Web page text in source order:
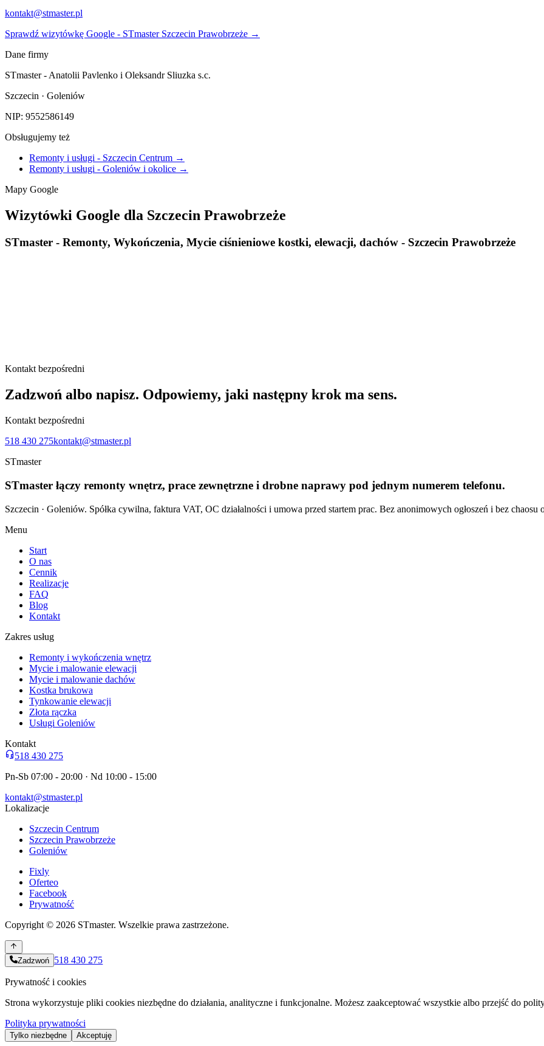
kontakt@stmaster.pl
Sprawdź wizytówkę Google - STmaster Szczecin Prawobrzeże →
Dane firmy
STmaster - Anatolii Pavlenko i Oleksandr Sliuzka s.c.
Szczecin · Goleniów
NIP: 9552586149
Obsługujemy też
Remonty i usługi - Szczecin Centrum →
Remonty i usługi - Goleniów i okolice →
Mapy Google
Wizytówki Google dla Szczecin Prawobrzeże
STmaster - Remonty, Wykończenia, Mycie ciśnieniowe kostki, elewacji, dachów - Szczecin Prawobrzeże
Kontakt bezpośredni
Zadzwoń albo napisz. Odpowiemy, jaki następny krok ma sens.
Kontakt bezpośredni
518 430 275kontakt@stmaster.pl
STmaster
STmaster łączy remonty wnętrz, prace zewnętrzne i drobne naprawy pod jednym numerem telefonu.
Szczecin · Goleniów. Spółka cywilna, faktura VAT, OC działalności i umowa przed startem prac. Bez anonimowych ogłoszeń i bez chaosu
Menu
Start
O nas
Cennik
Realizacje
FAQ
Blog
Kontakt
Zakres usług
Remonty i wykończenia wnętrz
Mycie i malowanie elewacji
Mycie i malowanie dachów
Kostka brukowa
Tynkowanie elewacji
Złota rączka
Usługi Goleniów
Kontakt
518 430 275
Pn-Sb 07:00 - 20:00 · Nd 10:00 - 15:00
kontakt@stmaster.pl
Lokalizacje
Szczecin Centrum
Szczecin Prawobrzeże
Goleniów
Fixly
Oferteo
Facebook
Prywatność
Copyright © 2026 STmaster. Wszelkie prawa zastrzeżone.
Zadzwoń 518 430 275
Prywatność i cookies
Strona wykorzystuje pliki cookies niezbędne do działania, analityczne i funkcjonalne. Możesz zaakceptować wszystkie albo przejść do
Polityka prywatności
Tylko niezbędne Akceptuję